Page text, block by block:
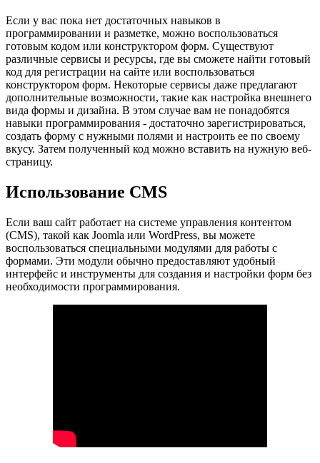
Если у вас пока нет достаточных навыков в
программировании и разметке, можно воспользоваться
готовым кодом или конструктором форм. Существуют
различные сервисы и ресурсы, где вы сможете найти готовый
код для регистрации на сайте или воспользоваться
конструктором форм. Некоторые сервисы даже предлагают
дополнительные возможности, такие как настройка внешнего
вида формы и дизайна. В этом случае вам не понадобятся
навыки программирования - достаточно зарегистрироваться,
создать форму с нужными полями и настроить ее по своему
вкусу. Затем полученный код можно вставить на нужную веб-
страницу.
Использование CMS
Если ваш сайт работает на системе управления контентом
(CMS), такой как Joomla или WordPress, вы можете
воспользоваться специальными модулями для работы с
формами. Эти модули обычно предоставляют удобный
интерфейс и инструменты для создания и настройки форм без
необходимости программирования.